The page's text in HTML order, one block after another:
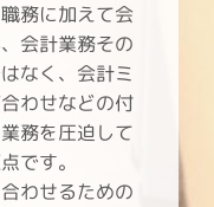
務に加えて会
会計業務その
なく、会計ミ
わせなどの付
務を圧迫して
です。
わせるための